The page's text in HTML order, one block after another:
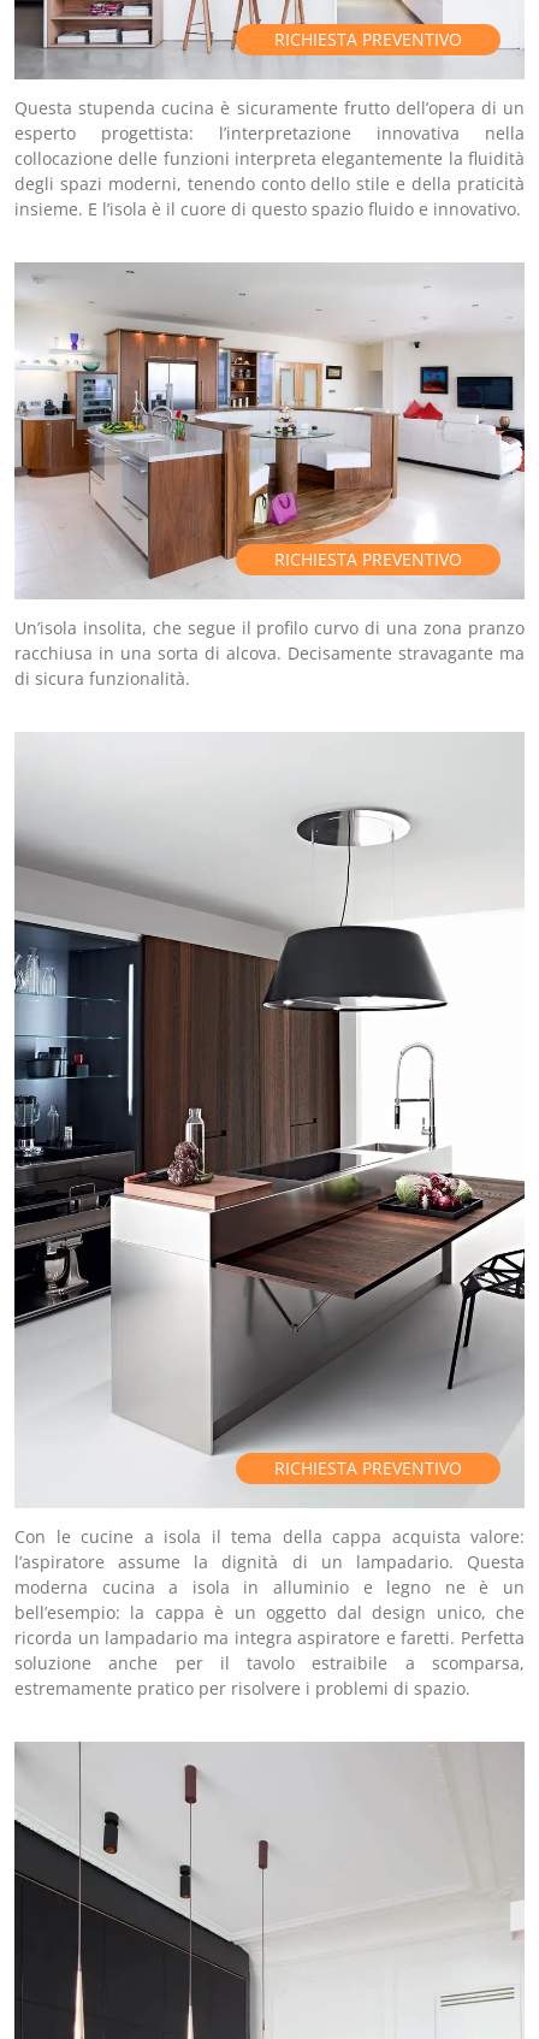
RICHIESTA PREVENTIVO
Questa stupenda cucina è sicuramente frutto dell’opera di un
esperto progettista: l’interpretazione innovativa nella
collocazione delle funzioni interpreta elegantemente la fluidità
degli spazi moderni, tenendo conto dello stile e della praticità
insieme. E l’isola è il cuore di questo spazio fluido e innovativo.
RICHIESTA PREVENTIVO
Un’isola insolita, che segue il profilo curvo di una zona pranzo
racchiusa in una sorta di alcova. Decisamente stravagante ma
di sicura funzionalità.
RICHIESTA PREVENTIVO
Con le cucine a isola il tema della cappa acquista valore:
l’aspiratore assume la dignità di un lampadario. Questa
moderna cucina a isola in alluminio e legno ne è un
bell’esempio: la cappa è un oggetto dal design unico, che
ricorda un lampadario ma integra aspiratore e faretti. Perfetta
soluzione anche per il tavolo estraibile a scomparsa,
estremamente pratico per risolvere i problemi di spazio.